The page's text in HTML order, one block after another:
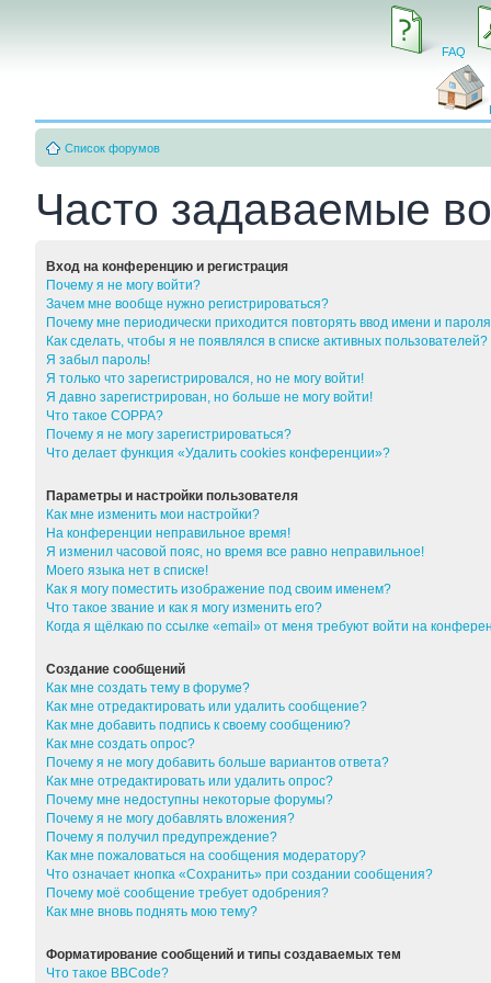
FAQ
Список форумов
Часто задаваемые
Вход на конференцию и регистрация
Почему я не могу войти?
Зачем мне вообще нужно регистрироваться?
Почему мне периодически приходится повторять ввод имени и
Как сделать, чтобы я не появлялся в списке активных пользователей?
Я забыл пароль!
Я только что зарегистрировался, но не могу войти!
Я давно зарегистрирован, но больше не могу войти!
Что такое COPPA?
Почему я не могу зарегистрироваться?
Что делает функция «Удалить cookies конференции»?
Параметры и настройки пользователя
Как мне изменить мои настройки?
На конференции неправильное время!
Я изменил часовой пояс, но время все равно неправильное!
Моего языка нет в списке!
Как я могу поместить изображение под своим именем?
Что такое звание и как я могу изменить его?
Когда я щёлкаю по ссылке «email» от меня требуют войти на
Создание сообщений
Как мне создать тему в форуме?
Как мне отредактировать или удалить сообщение?
Как мне добавить подпись к своему сообщению?
Как мне создать опрос?
Почему я не могу добавить больше вариантов ответа?
Как мне отредактировать или удалить опрос?
Почему мне недоступны некоторые форумы?
Почему я не могу добавлять вложения?
Почему я получил предупреждение?
Как мне пожаловаться на сообщения модератору?
Что означает кнопка «Сохранить» при создании сообщения?
Почему моё сообщение требует одобрения?
Как мне вновь поднять мою тему?
Форматирование сообщений и типы создаваемых тем
Что такое BBCode?